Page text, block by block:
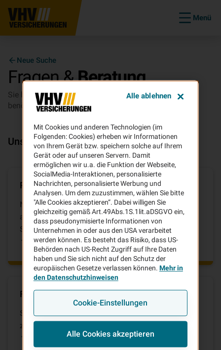
Menü
Neue Suche
Fragen &Beratung
Sie haben Fragen zu unseren Versicherungen oder
benötigen Beratung?
Unsere Services für Sie
Produktseiten auf vhv.de
Nutzen Sie unsere umfangreichen FAQ-Sammlung
auf vhv.de, um sich über unsere Produkte und
Services zu informieren.
FAQ-Center auf vhv.de
Fragen zu bestehenden Verträgen
Sie sind schon Kunde der VHV und benötigen Hilfe
zu Ihren bestehenden Verträgen?
Bestandskunden-Services
Mit Cookies und anderen Technologien (im
Folgenden: Cookies) erheben wir Informationen
von Ihrem Gerät bzw. speichern solche auf Ihrem
Gerät oder auf unseren Servern. Damit
ermöglichen wir u.a. die Funktion der Webseite,
SocialMedia-Interaktionen, personalisierte
Nachrichten, personalisierte Werbung und
Analysen. Um dem zuzustimmen, wählen Sie bitte
"Alle Cookies akzeptieren“. Dabei willigen Sie
gleichzeitig gemäß Art.49Abs.1S.1lit.aDSGVO ein,
dass pseudonymisierte Informationen von
Unternehmen in oder aus den USA verarbeitet
werden können. Es besteht das Risiko, dass US-
Behörden nach US-Recht Zugriff auf Ihre Daten
haben und Sie sich nicht auf den Schutz der
europäischen Gesetze verlassen können. Mehr in
den Datenschutzhinweisen
Cookie-Einstellungen
Alle Cookies akzeptieren
Alle ablehnen